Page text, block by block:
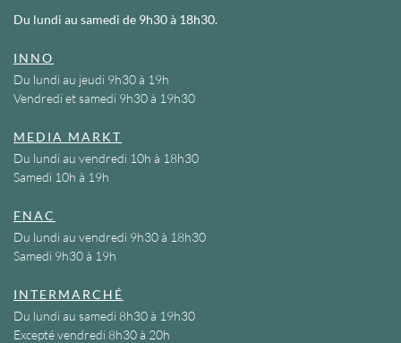
Du lundi au samedi de 9h30 à 18h30.
INNO
Du lundi au jeudi 9h30 à 19h
Vendredi et samedi 9h30 à 19h30
MEDIA MARKT
Du lundi au vendredi 10h à 18h30
Samedi 10h à 19h
FNAC
Du lundi au vendredi 9h30 à 18h30
Samedi 9h30 à 19h
INTERMARCHÉ
Du lundi au samedi 8h30 à 19h30
Excepté vendredi 8h30 à 20h